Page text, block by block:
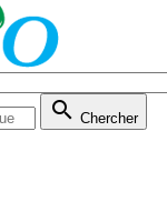
 Chercher